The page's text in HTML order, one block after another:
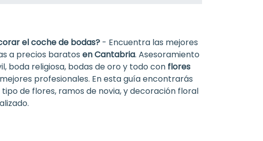
el coche de bodas? - Encuentra las mejores
a precios baratos en Cantabria. Asesoramiento
boda religiosa, bodas de oro y todo con flores
profesionales. En esta guía encontrarás
de flores, ramos de novia, y decoración floral